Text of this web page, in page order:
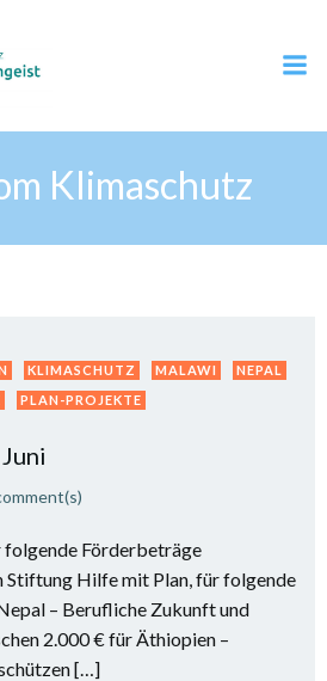
Klimaschutz
KLIMASCHUTZ MALAWI
NEPAL
PLAN-PROJEKTE
folgende Förderbeträge
Stiftung Hilfe mit Plan, für folgende
– Berufliche Zukunft und
2.000 € für Äthiopien –
[…]